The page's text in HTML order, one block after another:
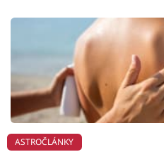
ASTROČLÁNKY